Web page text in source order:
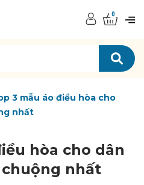
0
3 mẫu áo điều hòa cho
nhất
hòa cho dân
chuộng nhất